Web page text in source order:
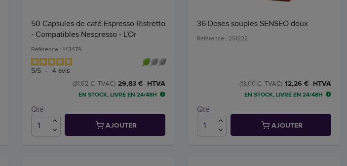
50 Capsules de café Espresso Ristretto
- Compatibles Nespresso - L'Or
Référence : 143479
5/5 - 4 avis
29,83 € HTVA
(31,62 € TVAC)
EN STOCK, LIVRÉ EN 24/48H
Qté
AJOUTER
36 Doses souples SENSEO doux
Référence : 251222
12,26 € HTVA
(13,00 € TVAC)
EN STOCK, LIVRÉ EN 24/48H
Qté
AJOUTER